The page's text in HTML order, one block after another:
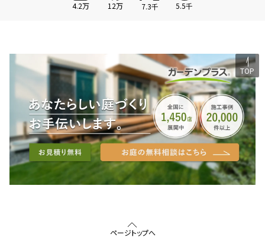
4.2万 12万 7.3千 5.5千
TOP
ページトップへ